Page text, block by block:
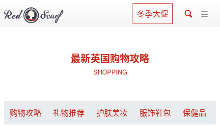
冬季大促
最新英国购物攻略
SHOPPING
购物攻略 礼物推荐 护肤美妆 服饰鞋包 保健品